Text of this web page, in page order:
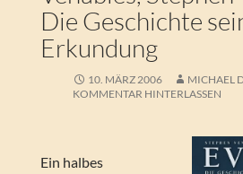
Die Geschichte
Erkundung
10. MÄRZ 2006
MICHAEL
KOMMENTAR HINTERLASSEN
Ein halbes